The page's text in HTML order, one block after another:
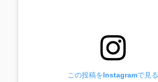
この投稿をInstagramで見る